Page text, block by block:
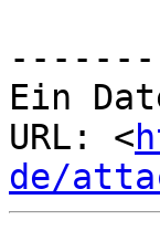
Ein
URL: <
de/